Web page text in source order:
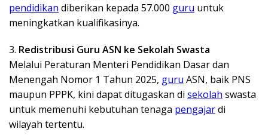
pendidikan diberikan kepada 57.000 guru untuk
meningkatkan kualifikasinya.
3. Redistribusi Guru ASN ke Sekolah Swasta
Melalui Peraturan Menteri Pendidikan Dasar dan
Menengah Nomor 1 Tahun 2025, guru ASN, baik PNS
maupun PPPK, kini dapat ditugaskan di sekolah swasta
untuk memenuhi kebutuhan tenaga pengajardi
wilayah tertentu.